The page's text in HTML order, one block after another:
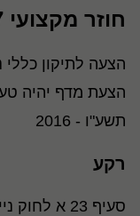
חוזר מקצועי 22/2017
הצעה לתיקון
הצעת מדף יהיה
תשע"ו - 2016
רקע